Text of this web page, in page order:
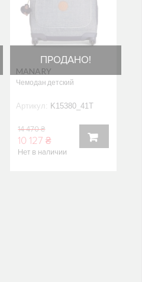
ПРОДАНО!
MANARY
Чемодан детский
Артикул: K15380_41T
14 470 ₴
10 127 ₴
Нет в наличии